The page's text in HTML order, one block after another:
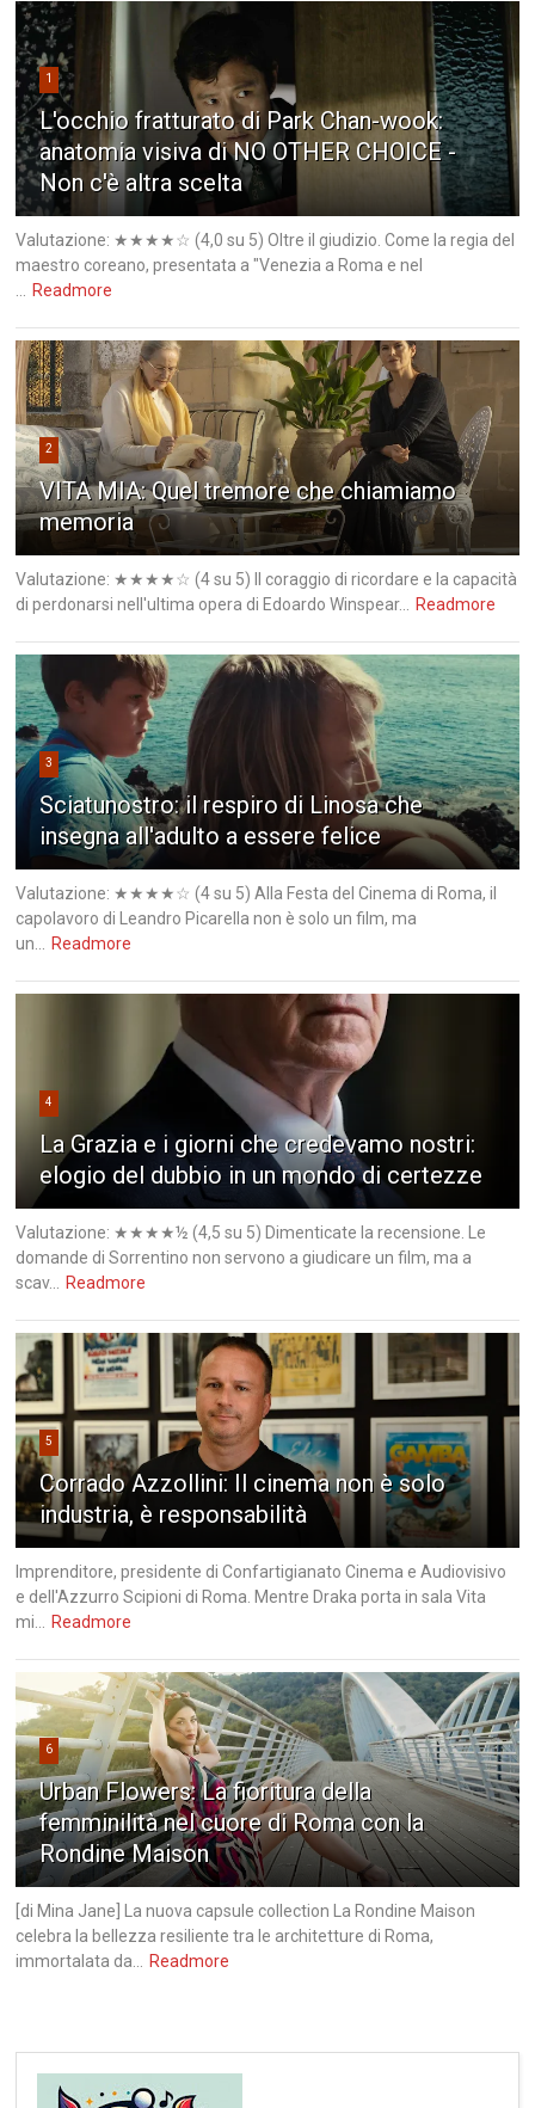
1
L'occhio fratturato di Park Chan-wook:
anatomia visiva di NO OTHER CHOICE -
Non c'è altra scelta
Valutazione: ★★★★☆ (4,0 su 5) Oltre il giudizio. Come la regia del
maestro coreano, presentata a "Venezia a Roma e nel
Readmore
2
VITA MIA: Quel tremore che chiamiamo
memoria
Valutazione: ★★★★☆ (4 su 5) Il coraggio di ricordare e la capacità
di perdonarsi nell'ultima opera di Edoardo Winspear...
Readmore
3
Sciatunostro: il respiro di Linosa che
insegna all'adulto a essere felice
Valutazione: ★★★★☆ (4 su 5) Alla Festa del Cinema di Roma, il
capolavoro di Leandro Picarella non è solo un film, ma
un...
Readmore
4
La Grazia e i giorni che credevamo nostri:
elogio del dubbio in un mondo di certezze
Valutazione: ★★★★½ (4,5 su 5) Dimenticate la recensione. Le
domande di Sorrentino non servono a giudicare un film, ma a
scav...
Readmore
5
Corrado Azzollini: Il cinema non è solo
industria, è responsabilità
Imprenditore, presidente di Confartigianato Cinema e Audiovisivo
e dell'Azzurro Scipioni di Roma. Mentre Draka porta in sala Vita
mi...
Readmore
6
Urban Flowers: La fioritura della
femminilità nel cuore di Roma con la
Rondine Maison
[di Mina Jane] La nuova capsule collection La Rondine Maison
celebra la bellezza resiliente tra le architetture di Roma,
immortalata da...
Readmore